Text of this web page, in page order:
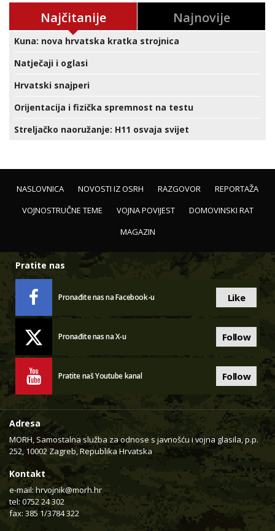
Najčitanije Najnovije
Kuna: nova hrvatska kratka strojnica
Natječaji i oglasi
Hrvatski snajperi
Orijentacija i fizička spremnost na testu
Streljačko naoružanje: H11 osvaja svijet
NASLOVNICA NOVOSTI IZ OSRH RAZGOVOR
REPORTAŽA
VOJNOSTRUČNE TEME
VOJNA POVIJEST
DOMOVINSKI RAT
MAGAZIN
Pratite nas
Pronađite nas na Facebook-u Like
Pronađite nas na X-u Follow
Pratite naš Youtube kanal Follow
Adresa
MORH, Samostalna služba za odnose s javnošću i vojna glasila, p.p.
252, 10002 Zagreb, Republika Hrvatska
Kontakt
e-mail: hrvojnik@morh.hr
tel: 0752 24 302
fax: 385 1/3784 322